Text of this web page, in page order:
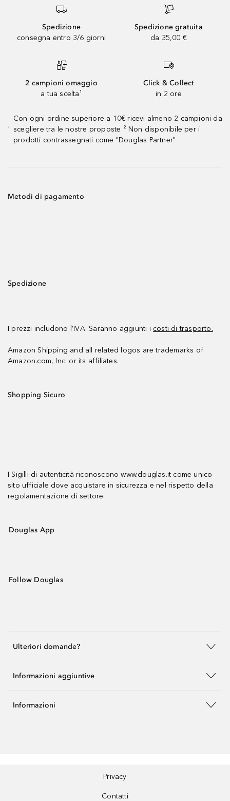
Spedizione
consegna entro 3/6 giorni
Spedizione gratuita
da 35,00 €
2 campioni omaggio
a tua scelta¹
Click & Collect
in 2 ore
¹
Con ogni ordine superiore a 10€ ricevi almeno 2 campioni da
scegliere tra le nostre proposte ² Non disponibile per i
prodotti contrassegnati come "Douglas Partner"
Metodi di pagamento
Spedizione
I prezzi includono l’IVA. Saranno aggiunti i costi di trasporto.
Amazon Shipping and all related logos are trademarks of
Amazon.com, Inc. or its affiliates.
Shopping Sicuro
I Sigilli di autenticità riconoscono www.douglas.it come unico
sito ufficiale dove acquistare in sicurezza e nel rispetto della
regolamentazione di settore.
Douglas App
Follow Douglas
Ulteriori domande?
Informazioni aggiuntive
Informazioni
Privacy
Contatti